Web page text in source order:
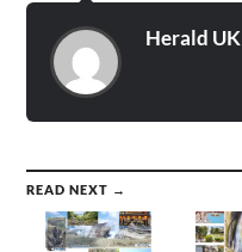
Herald UK
READ NEXT →